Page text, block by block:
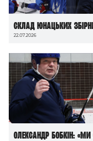
Склад юнацьких
22.07.2026
Олександр Бобкін: